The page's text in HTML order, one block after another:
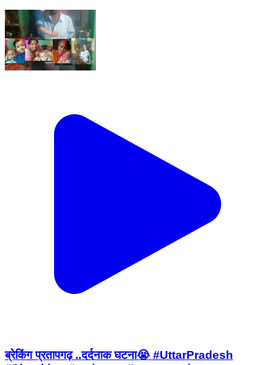
ब्रेकिंग प्रतापगढ़ ..दर्दनाक घटना😭 #UttarPradesh